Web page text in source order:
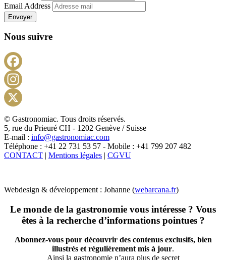
Email Address
Envoyer
Nous suivre
X
© Gastronomiac. Tous droits réservés.
5, rue du Prieuré CH - 1202 Genève / Suisse
E-mail : info@gastronomiac.com
Téléphone : +41 22 731 53 57 - Mobile : +41 799 207 482
CONTACT | Mentions légales | CGVU
Webdesign & développement : Johanne (webarcana.fr)
Le monde de la gastronomie vous intéresse ? Vous
êtes à la recherche d’informations pointues ?
Abonnez-vous pour découvrir des contenus exclusifs, bien
illustrés et régulièrement mis à jour.
Ainsi la gastronomie n’aura plus de secret